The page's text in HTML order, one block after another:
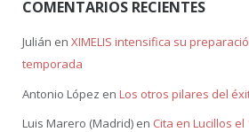
COMENTARIOS RECIENTES
Julián en XIMELIS intensifica su
temporada
Antonio López en Los otros pilares del
Luis Marero (Madrid)en Cita en Lucillos